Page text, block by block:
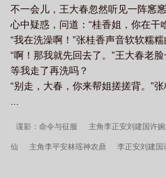
不一会儿，王大春忽然听见一阵窸
心中疑惑，问道：“桂香姐，你在干
“我在洗澡啊！”张桂香声音软软糯糯
“啊！那我就先回去了。”王大春老
等我走了再洗吗？
“别走，大春，你来帮姐搓搓背。”张
谍影：命令与征服 主角李正安刘建国许
仙 主角李平安林瑶神农鼎 李正安刘建国